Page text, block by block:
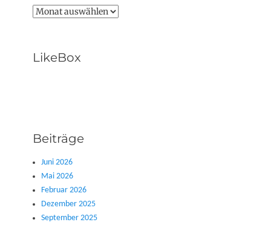
Archive
LikeBox
Beiträge
Juni 2026
Mai 2026
Februar 2026
Dezember 2025
September 2025